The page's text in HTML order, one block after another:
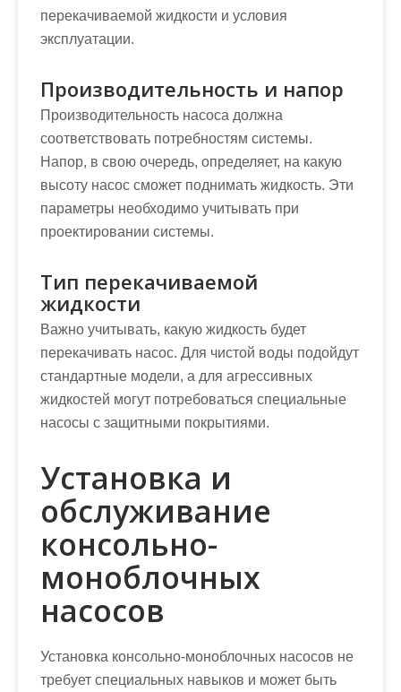
перекачиваемой жидкости и условия
эксплуатации.
Производительность и напор
Производительность насоса должна
соответствовать потребностям системы.
Напор, в свою очередь, определяет, на какую
высоту насос сможет поднимать жидкость. Эти
параметры необходимо учитывать при
проектировании системы.
Тип перекачиваемой
жидкости
Важно учитывать, какую жидкость будет
перекачивать насос. Для чистой воды подойдут
стандартные модели, а для агрессивных
жидкостей могут потребоваться специальные
насосы с защитными покрытиями.
Установка и
обслуживание
консольно-
моноблочных
насосов
Установка консольно-моноблочных насосов не
требует специальных навыков и может быть